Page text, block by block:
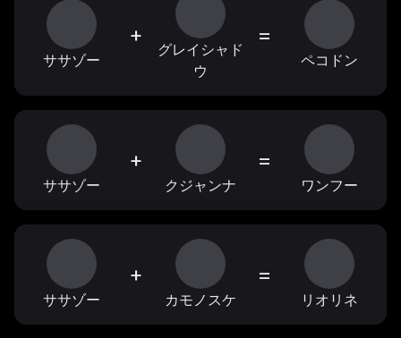
ササゾー
+
グレイシャド
ウ
=
ペコドン
ササゾー
+
クジャンナ
=
ワンフー
ササゾー
+
カモノスケ
=
リオリネ